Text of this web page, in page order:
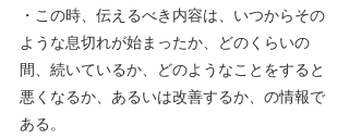
・この時、伝えるべき内容は、いつからその
ような息切れが始まったか、どのくらいの
間、続いているか、どのようなことをすると
悪くなるか、あるいは改善するか、の情報で
ある。